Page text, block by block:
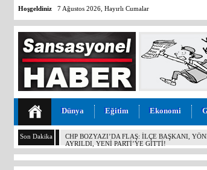
Hoşgeldiniz 7 Ağustos 2026, Hayırlı Cumalar
Dünya Eğitim Ekonomi
Son Dakika
MALİYETİ 30 TL, SATIŞI 11 TL! İYİ PARTİ
KOCAMAZ’DAN İKTİDARA “ÜZÜM”
YAPMAYIN!”